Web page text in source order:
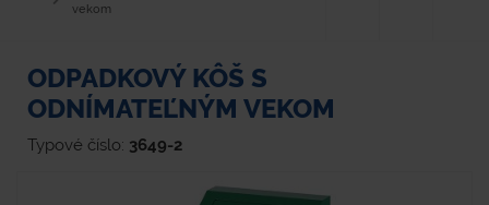
vekom
ODPADKOVÝ KÔŠ S
ODNÍMATEĽNÝM VEKOM
Typové číslo: 3649-2